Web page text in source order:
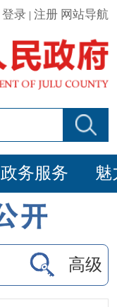
登录 |注册 网站导航
政务服务 魅
高级